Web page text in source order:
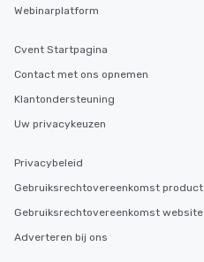
Webinarplatform
Cvent Startpagina
Contact met ons opnemen
Klantondersteuning
Uw privacykeuzen
Privacybeleid
Gebruiksrechtovereenkomst product
Gebruiksrechtovereenkomst website
Adverteren bij ons